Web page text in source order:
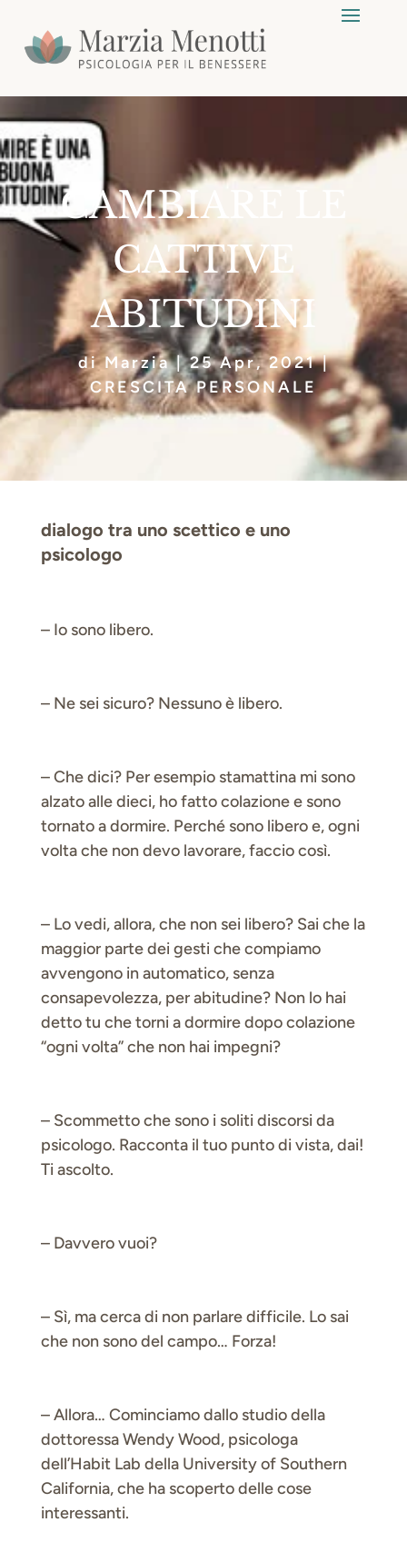
CAMBIARE LE
CATTIVE
ABITUDINI
diMarzia|25 Apr, 2021|
CRESCITA PERSONALE
dialogo tra uno scettico e uno
psicologo
– Io sono libero.
– Ne sei sicuro? Nessuno è libero.
– Che dici? Per esempio stamattina mi sono
alzato alle dieci, ho fatto colazione e sono
tornato a dormire. Perché sono libero e, ogni
volta che non devo lavorare, faccio così.
– Lo vedi, allora, che non sei libero? Sai che la
maggior parte dei gesti che compiamo
avvengono in automatico, senza
consapevolezza, per abitudine? Non lo hai
detto tu che torni a dormire dopo colazione
“ogni volta” che non hai impegni?
– Scommetto che sono i soliti discorsi da
psicologo. Racconta il tuo punto di vista, dai!
Ti ascolto.
– Davvero vuoi?
– Sì, ma cerca di non parlare difficile. Lo sai
che non sono del campo… Forza!
– Allora… Cominciamo dallo studio della
dottoressa Wendy Wood, psicologa
dell’Habit Lab della University of Southern
California, che ha scoperto delle cose
interessanti.